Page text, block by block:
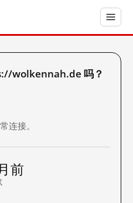
wolkennah.de 吗？
连接。
前